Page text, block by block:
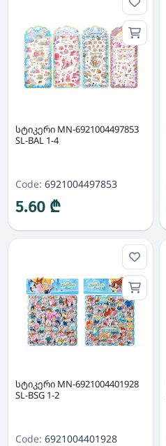
სტიკერი MN-6921004497853
SL-BAL 1-4
Code: 6921004497853
5.60 ₾
სტიკერი MN-6921004401928
SL-BSG 1-2
Code: 6921004401928